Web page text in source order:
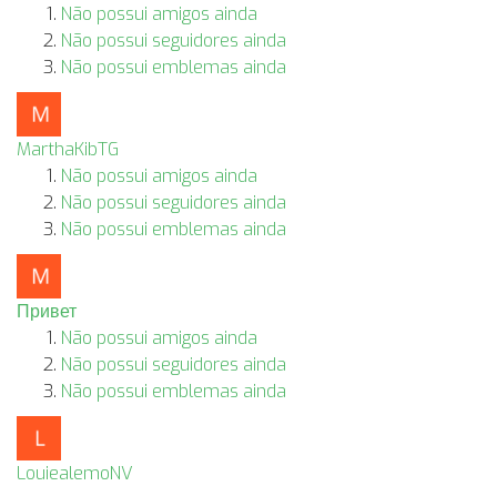
Não possui amigos ainda
Não possui seguidores ainda
Não possui emblemas ainda
MarthaKibTG
Não possui amigos ainda
Não possui seguidores ainda
Não possui emblemas ainda
Привет
Não possui amigos ainda
Não possui seguidores ainda
Não possui emblemas ainda
LouiealemoNV